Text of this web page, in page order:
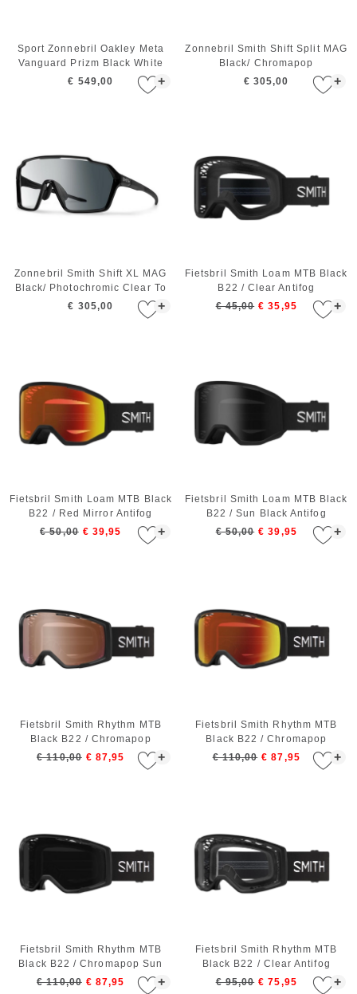
+
Sport Zonnebril Oakley Meta
Vanguard Prizm Black White
€ 549,00
+
Zonnebril Smith Shift Split MAG
Black/ Chromapop
Photochromic Clear To Gray
€ 305,00
+
Zonnebril Smith Shift XL MAG
Black/ Photochromic Clear To
Gray
€ 305,00 +
Fietsbril Smith Loam MTB Black
B22 / Clear Antifog
€ 45,00 € 35,95
+
Fietsbril Smith Loam MTB Black
B22 / Red Mirror Antifog
€ 50,00 € 39,95 +
Fietsbril Smith Loam MTB Black
B22 / Sun Black Antifog
€ 50,00 € 39,95
+
Fietsbril Smith Rhythm MTB
Black B22 / Chromapop
Contrast Rose Flash
€ 110,00 € 87,95 +
Fietsbril Smith Rhythm MTB
Black B22 / Chromapop
Everyday Red Mirror
€ 110,00 € 87,95
+
Fietsbril Smith Rhythm MTB
Black B22 / Chromapop Sun
Black
€ 110,00 € 87,95 +
Fietsbril Smith Rhythm MTB
Black B22 / Clear Antifog
€ 95,00 € 75,95